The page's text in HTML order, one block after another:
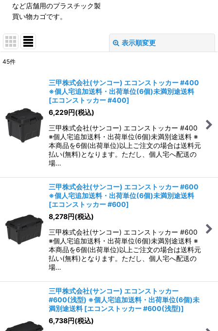
など店舗用のプラスチック製
買い物カゴです。
表示順変更
絞り込む
45件
三甲株式会社(サンコー) エコンストッカー #400
※個人宅追加送料・出荷単位(6個)未満別途送料
[エコンストッカー #400]
6,229円(税込)
三甲株式会社(サンコー) エコンストッカー #400
※個人宅追加送料・出荷単位(6個)未満別途送料 ※
本商品を6個(出荷単位)以上ご注文の場合は送料元
払い(無料)となります。ただし、個人宅へ配送の
場…
三甲株式会社(サンコー) エコンストッカー #600
※個人宅追加送料・出荷単位(6個)未満別途送料
[エコンストッカー #600]
8,278円(税込)
三甲株式会社(サンコー) エコンストッカー #600
※個人宅追加送料・出荷単位(6個)未満別途送料 ※
本商品を6個(出荷単位)以上ご注文の場合は送料元
払い(無料)となります。ただし、個人宅へ配送の
場…
三甲株式会社(サンコー) エコンストッカー
#600(浅型) ※個人宅追加送料・出荷単位(6個)未
満別途送料 [エコンストッカー #600(浅型)]
6,738円(税込)